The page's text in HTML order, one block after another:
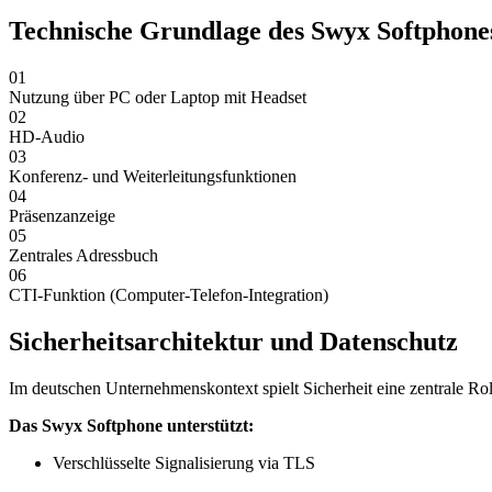
Technische Grundlage des Swyx
01
Nutzung über PC oder Laptop mit Headset
02
HD-Audio
03
Konferenz- und Weiterleitungsfunktionen
04
Präsenzanzeige
05
Zentrales Adressbuch
06
CTI-Funktion (Computer-Telefon-Integration)
Sicherheitsarchitektur und Datenschutz
Im deutschen Unternehmenskontext spielt Sicherheit eine zentrale
Das Swyx Softphone unterstützt:
Verschlüsselte Signalisierung via TLS